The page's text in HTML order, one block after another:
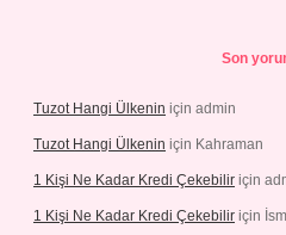
Son
Tuzot Hangi Ülkenin için admin
Tuzot Hangi Ülkenin için Kahraman
1 Kişi Ne Kadar Kredi Çekebilir için
1 Kişi Ne Kadar Kredi Çekebilir için